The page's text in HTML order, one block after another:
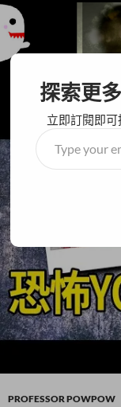
異想世界
要
內
容
PROFESSOR POWPOW
探索更
立即訂閱即
Type
your